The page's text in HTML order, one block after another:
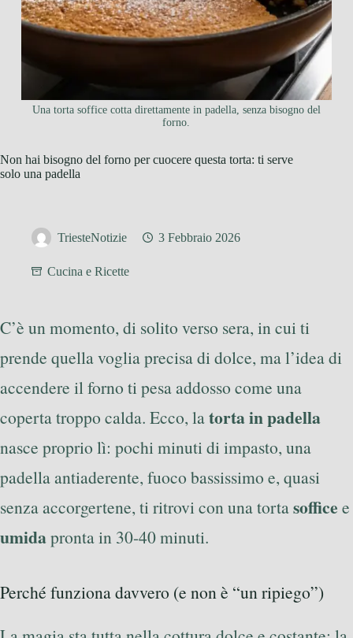
Una torta soffice cotta direttamente in padella, senza bisogno del
forno.
Non hai bisogno del forno per cuocere questa torta: ti serve
solo una padella
TriesteNotizie 3 Febbraio 2026
Cucina e Ricette
C’è un momento, di solito verso sera, in cui ti
prende quella voglia precisa di dolce, ma l’idea di
accendere il forno ti pesa addosso come una
coperta troppo calda. Ecco, latorta in padella
nasce proprio lì: pochi minuti di impasto, una
padella antiaderente, fuoco bassissimo e, quasi
senza accorgertene, ti ritrovi con una tortasoffice e
umidapronta in 30-40 minuti.
Perché funziona davvero (e non è “un ripiego”)